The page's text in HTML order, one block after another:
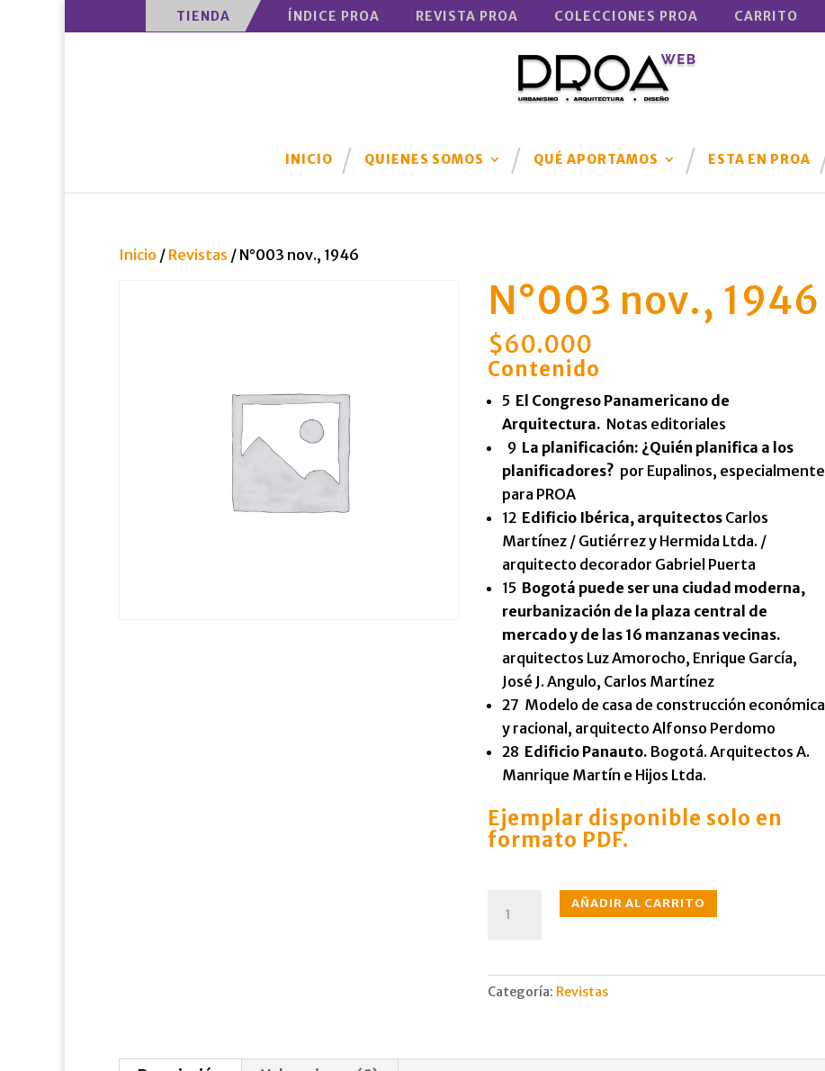
TIENDA ÍNDICE PROA REVISTA PROA COLECCIONES PROA CARRITO
INICIO QUIENES SOMOS QUÉ APORTAMOS ESTA EN PROA
Inicio / Revistas / N°003 nov., 1946
N°003 nov., 1946
$60.000
Contenido
5 El Congreso Panamericano de
Arquitectura. Notas editoriales
9 La planificación: ¿Quién planifica a los
planificadores? por Eupalinos, especialmente
para PROA
12 Edificio Ibérica, arquitectosCarlos
Martínez / Gutiérrez y Hermida Ltda. /
arquitecto decorador Gabriel Puerta
15 Bogotá puede ser una ciudad moderna,
reurbanización de la plaza central de
mercado y de las 16 manzanas vecinas.
arquitectos Luz Amorocho, Enrique García,
José J. Angulo, Carlos Martínez
27 Modelo de casa de construcción económica
y racional, arquitecto Alfonso Perdomo
28 Edificio Panauto. Bogotá. Arquitectos A.
Manrique Martín e Hijos Ltda.
Ejemplar disponible solo en
formato PDF.
nov.,
AÑADIR AL CARRITO
Categoría: Revistas